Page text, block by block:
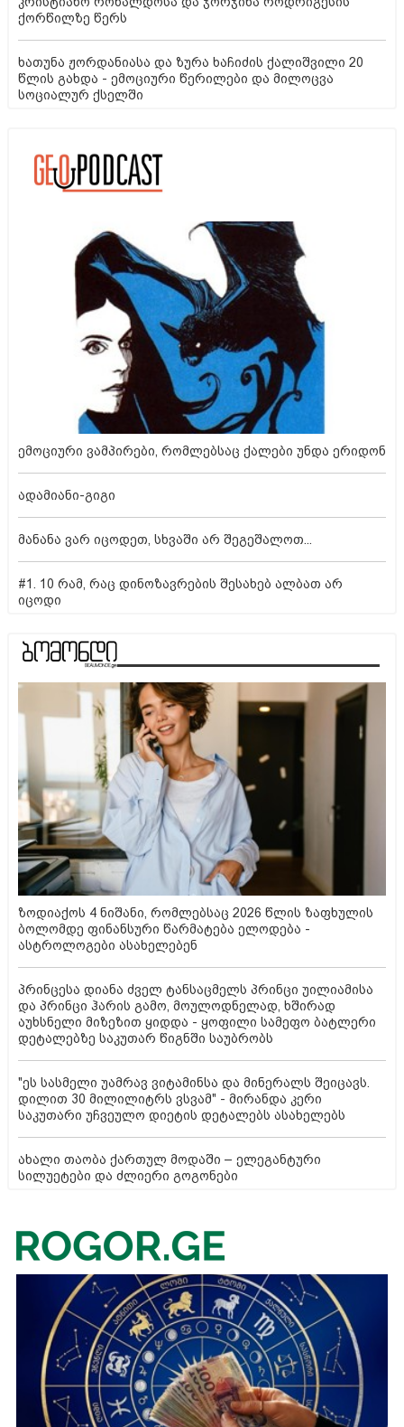
ქორწილზე წერს
ხათუნა ჟორდანიასა და ზურა ხაჩიძის ქალიშვილი 20
წლის გახდა - ემოციური წერილები და მილოცვა
სოციალურ ქსელში
ემოციური ვამპირები, რომლებსაც ქალები უნდა ერიდონ
ადამიანი-გიგი
მანანა ვარ იცოდეთ, სხვაში არ შეგეშალოთ...
#1. 10 რამ, რაც დინოზავრების შესახებ ალბათ არ
იცოდი
ზოდიაქოს 4 ნიშანი, რომლებსაც 2026 წლის ზაფხულის
ბოლომდე ფინანსური წარმატება ელოდება -
ასტროლოგები ასახელებენ
პრინცესა დიანა ძველ ტანსაცმელს პრინცი უილიამისა
და პრინცი ჰარის გამო, მოულოდნელად, ხშირად
აუხსნელი მიზეზით ყიდდა - ყოფილი სამეფო ბატლერი
დეტალებზე საკუთარ წიგნში საუბრობს
"ეს სასმელი უამრავ ვიტამინსა და მინერალს შეიცავს.
დილით 30 მილილიტრს ვსვამ" - მირანდა კერი
საკუთარი უჩვეულო დიეტის დეტალებს ასახელებს
ახალი თაობა ქართულ მოდაში – ელეგანტური
სილუეტები და ძლიერი გოგონები